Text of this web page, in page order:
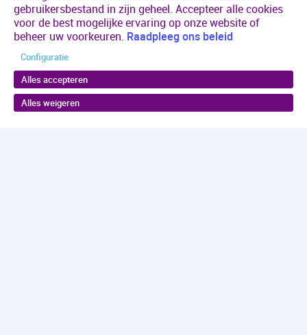
gebruikersbestand in zijn geheel. Accepteer alle cookies
voor de best mogelijke ervaring op onze website of
beheer uw voorkeuren. Raadpleeg ons beleid
Configuratie
Alles accepteren
Alles weigeren